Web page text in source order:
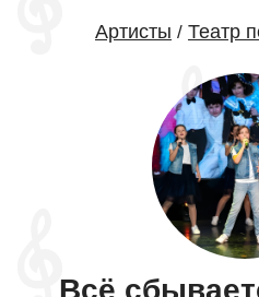
Артисты / Театр
Всё